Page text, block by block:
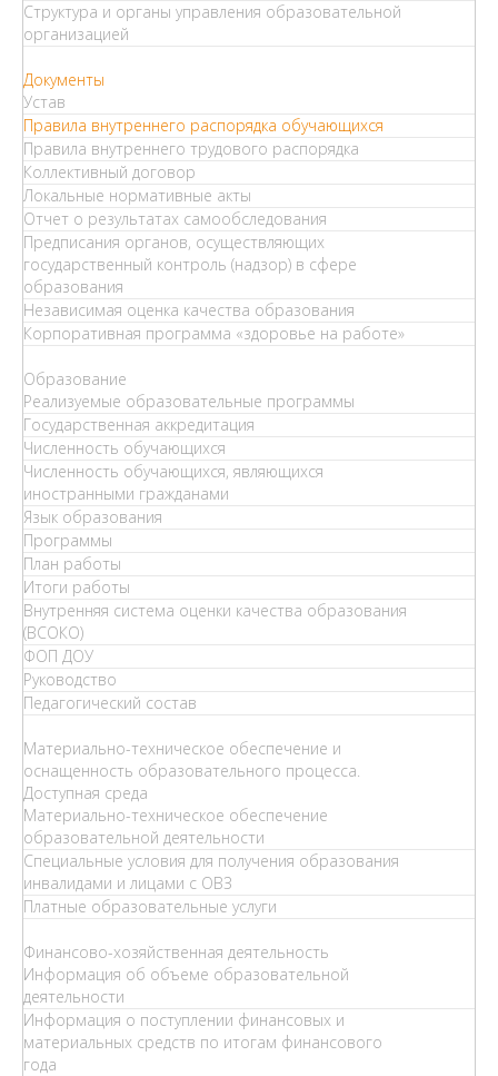
Структура и органы управления образовательной
организацией
Документы
Устав
Правила внутреннего распорядка обучающихся
Правила внутреннего трудового распорядка
Коллективный договор
Локальные нормативные акты
Отчет о результатах самообследования
Предписания органов, осуществляющих
государственный контроль (надзор) в сфере
образования
Независимая оценка качества образования
Корпоративная программа «здоровье на работе»
Образование
Реализуемые образовательные программы
Государственная аккредитация
Численность обучающихся
Численность обучающихся, являющихся
иностранными гражданами
Язык образования
Программы
План работы
Итоги работы
Внутренняя система оценки качества образования
(ВСОКО)
ФОП ДОУ
Руководство
Педагогический состав
Материально-техническое обеспечение и
оснащенность образовательного процесса.
Доступная среда
Материально-техническое обеспечение
образовательной деятельности
Специальные условия для получения образования
инвалидами и лицами с ОВЗ
Платные образовательные услуги
Финансово-хозяйственная деятельность
Информация об объеме образовательной
деятельности
Информация о поступлении финансовых и
материальных средств по итогам финансового
года